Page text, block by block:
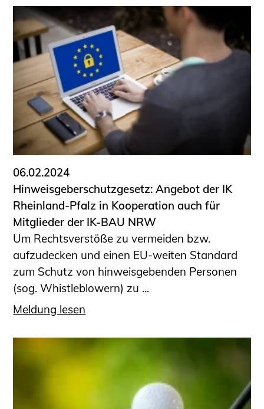
06.02.2024
Hinweisgeberschutzgesetz: Angebot der IK
Rheinland-Pfalz in Kooperation auch für
Mitglieder der IK-BAU NRW
Um Rechtsverstöße zu vermeiden bzw.
aufzudecken und einen EU-weiten Standard
zum Schutz von hinweisgebenden Personen
(sog. Whistleblowern) zu ...
Meldung lesen